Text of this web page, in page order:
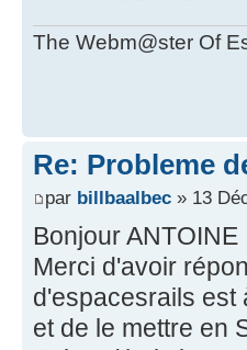
The Webm@ster Of
Re: Probleme
par billbaalbec » 13
Bonjour ANTOINE
Merci d'avoir
d'espacesrails est
et de le mettre en